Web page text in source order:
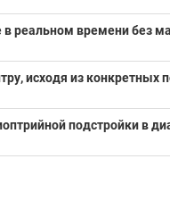
в реальном времени без
исходя из конкретных
подстройки в